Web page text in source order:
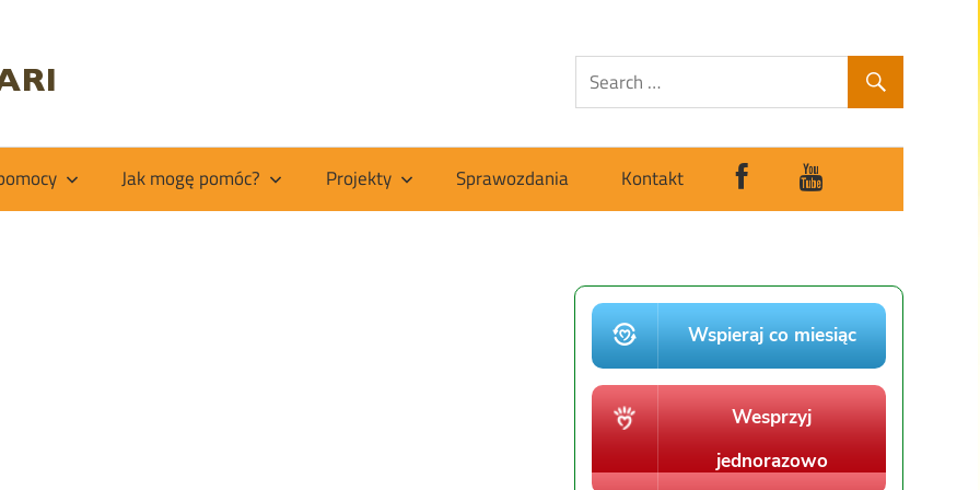
Jak mogę pomóc? Projekty Sprawozdania Kontakt